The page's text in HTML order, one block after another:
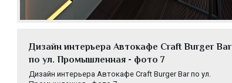
Дизайн интерьера Автокафе Craft Burger Bar
по ул. Промышленная - фото 7
Дизайн интерьера Автокафе Craft Burger Bar по ул.